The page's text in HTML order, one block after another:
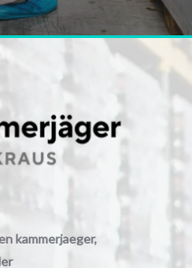
kammerjaeger,